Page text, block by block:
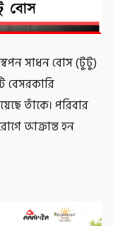
সাধন বোস (টুটু)
বেসরকারি
তাঁকে। পরিবার
আক্রান্ত হন